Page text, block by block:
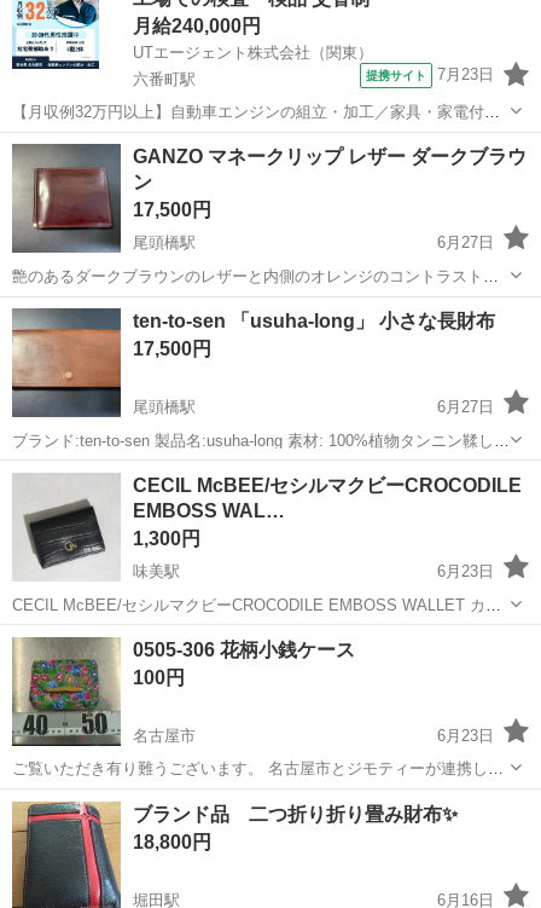
月給240,000円
UTエージェント株式会社（関東）
六番町駅
提携サイト 7月23日
【月収例32万円以上】自動車エンジンの組立・加工／家具・家電付き
の社宅完備★／年間休日126日／未経験から高収入を目指せる！
《Javz1C》 詳細情報 ＜自動車エンジンの組立・加工＞ 電気自動車用
発電エンジンなどを作ってい...
愛知 名古屋市 六番町駅 その他
GANZO マネークリップ レザー ダークブラウ
ン
17,500円
尾頭橋駅
6月27日
艶のあるダークブラウンのレザーと内側のオレンジのコントラストが
特徴的な、カードスロットを備えたGANZO製マネークリップです。 -
ブランド: GANZO - 素材: レザー - カラー: ダークブラウン - 内装カラ
ー:...
愛知 名古屋市 尾頭橋駅 GANZO
ten-to-sen 「usuha-long」 小さな長財布
17,500円
尾頭橋駅
6月27日
ブランド:ten-to-sen 製品名:usuha-long 素材: 100%植物タンニン鞣しイ
タリアンレザー 色:チョコ 小さな長財布を目指しており、 全長
16.3cm、中身を入れての厚み1.5となっております。 数回使...
愛知 名古屋市
CECIL McBEE/セシルマクビーCROCODILE
EMBOSS WAL…
1,300円
味美駅
6月23日
CECIL McBEE/セシルマクビーCROCODILE EMBOSS WALLET カー
ドケース 箱あり
愛知 名古屋市 味美駅 小物
0505-306 花柄小銭ケース
100円
名古屋市
6月23日
ご覧いただき有り難うございます。 名古屋市とジモティーが連携して
運営しています。 粗⼤ごみ等の減量を⽬的にまだ使えるものをリユー
スしています。 ★★★★★ ご自宅にある不要品を是非ジモティースポ
ットへお持...
愛知 名古屋市 小物 リユース
ブランド品 二つ折り折り畳み財布✨
18,800円
堀田駅 6月16日